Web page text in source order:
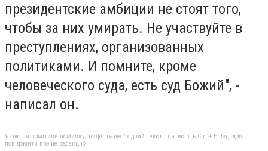
президентские амбиции не стоят того,
чтобы за них умирать. Не участвуйте в
преступлениях, организованных
политиками. И помните, кроме
человеческого суда, есть суд Божий", -
написал он.
Якщо ви помітили помилку, виділіть необхідний текст і натисніть Ctrl + Enter, щоб
повідомити про це редакцію